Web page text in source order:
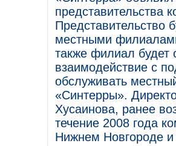
представительства
Представительство
местными
также филиал будет
взаимодействие с
обслуживать
«Синтерры».
Хусаинова, ранее
течение 2008 года
Нижнем Новгороде